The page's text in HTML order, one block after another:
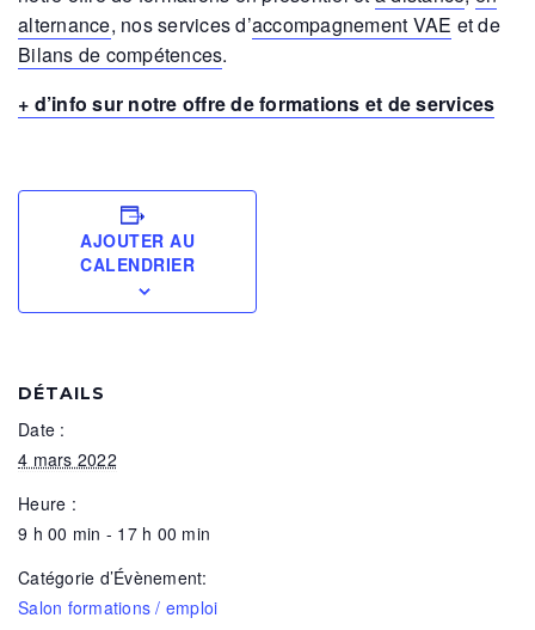
alternance, nos services d’accompagnement VAE et de
Bilans de compétences.
+ d’info sur notre offre de formations et de services
AJOUTER AU
CALENDRIER
DÉTAILS
Date :
4 mars 2022
Heure :
9 h 00 min - 17 h 00 min
Catégorie d’Évènement:
Salon formations / emploi